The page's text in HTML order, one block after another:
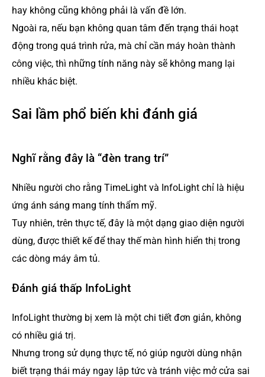
hay không cũng không phải là vấn đề lớn.
Ngoài ra, nếu bạn không quan tâm đến trạng thái hoạt
động trong quá trình rửa, mà chỉ cần máy hoàn thành
công việc, thì những tính năng này sẽ không mang lại
nhiều khác biệt.
Sai lầm phổ biến khi đánh giá
Nghĩ rằng đây là “đèn trang trí”
Nhiều người cho rằng TimeLight và InfoLight chỉ là hiệu
ứng ánh sáng mang tính thẩm mỹ.
Tuy nhiên, trên thực tế, đây là một dạng giao diện người
dùng, được thiết kế để thay thế màn hình hiển thị trong
các dòng máy âm tủ.
Đánh giá thấp InfoLight
InfoLight thường bị xem là một chi tiết đơn giản, không
có nhiều giá trị.
Nhưng trong sử dụng thực tế, nó giúp người dùng nhận
biết trạng thái máy ngay lập tức và tránh việc mở cửa sai